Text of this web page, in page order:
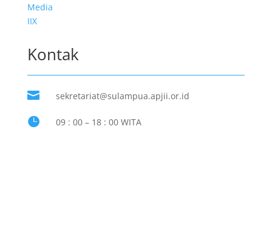
Media
IIX
Kontak
 sekretariat@sulampua.apjii.or.id
 09 : 00 – 18 : 00 WITA